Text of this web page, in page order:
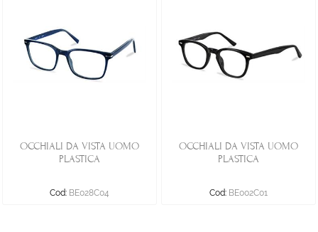
OCCHIALI DA VISTA UOMO
PLASTICA
Cod: BE028C04
OCCHIALI DA VISTA UOMO
PLASTICA
Cod: BE002C01